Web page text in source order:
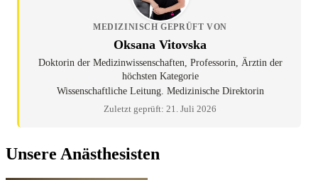
MEDIZINISCH GEPRÜFT VON
Oksana Vitovska
Doktorin der Medizinwissenschaften, Professorin, Ärztin der
höchsten Kategorie
Wissenschaftliche Leitung. Medizinische Direktorin
Zuletzt geprüft: 21. Juli 2026
Unsere Anästhesisten